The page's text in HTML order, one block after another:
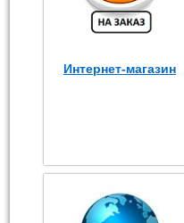
Интернет-магазин